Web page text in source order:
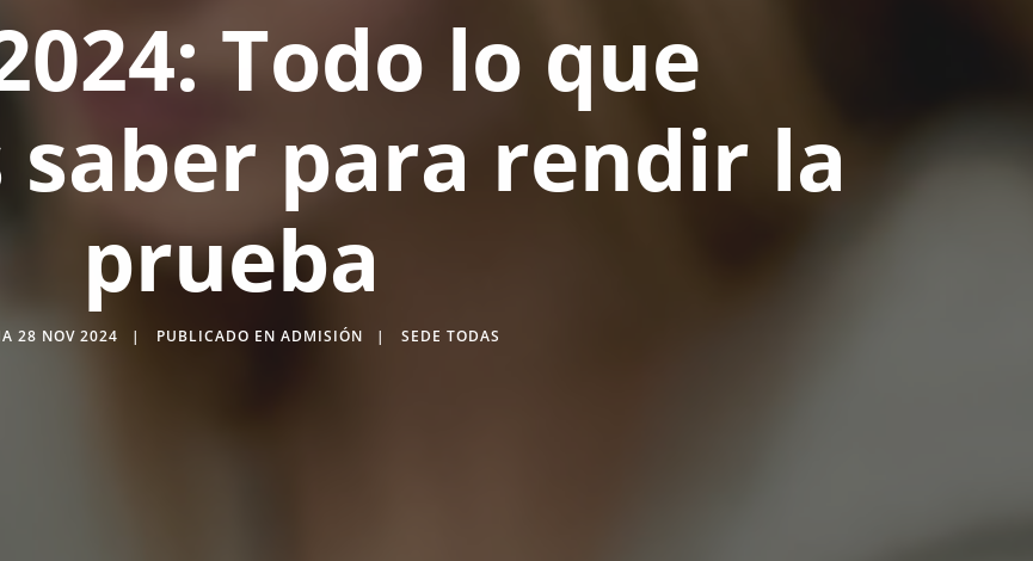
Todo lo que
saber para rendir la
prueba
28 NOV 2024 PUBLICADO EN ADMISIÓN SEDE TODAS